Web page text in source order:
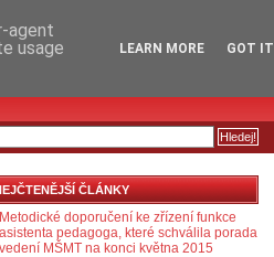
ČLÁNKY
Metodické doporučení ke zřízení funkce
asistenta pedagoga, které schválila porada
vedení MŠMT na konci května 2015
agent
usage
LEARN MORE GOT IT